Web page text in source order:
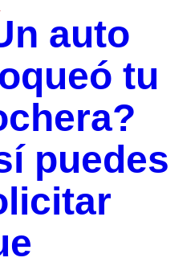
auto
tu
puedes